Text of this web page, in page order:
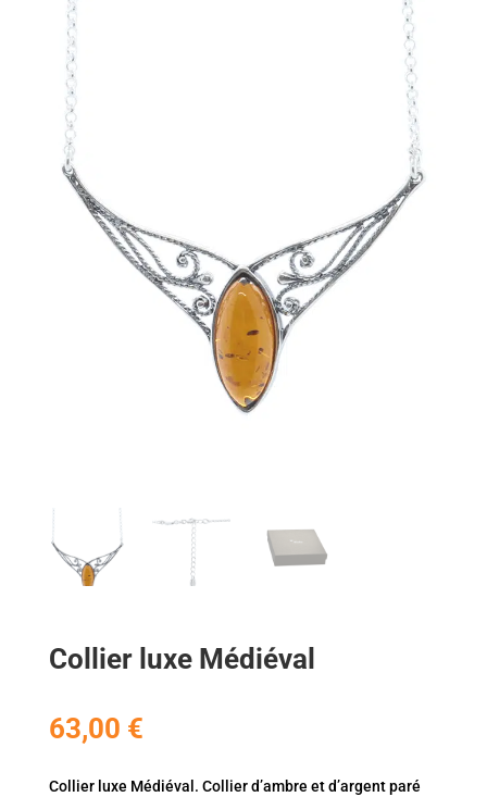
Collier luxe Médiéval
63,00 €
Collier luxe Médiéval. Collier d’ambre et d’argent paré